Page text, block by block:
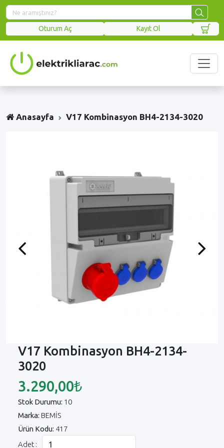
Oturum Aç Kayıt Ol
Anasayfa V17 Kombinasyon BH4-2134-3020
Previous Next
V17 Kombinasyon BH4-2134-
3020
3.290,00₺
Stok Durumu: 10
Marka: BEMİS
Ürün Kodu: 417
Adet :